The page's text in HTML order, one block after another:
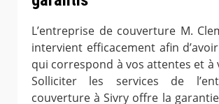
L’entreprise de couverture M.
intervient efficacement afin
qui correspond à vos attentes et à
Solliciter les services de
couverture à Sivry offre la